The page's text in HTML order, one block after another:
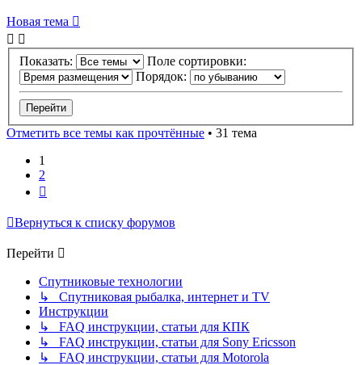
Новая тема
Показать:
Поле сортировки:
Порядок:
Отметить все темы как прочтённые • 31 тема
1
2
Вернуться к списку форумов
Перейти
Спутниковые технологии
↳ Спутниковая рыбалка, интернет и TV
Инструкции
↳ FAQ инструкции, статьи для КПК
↳ FAQ инструкции, статьи для Sony Ericsson
↳ FAQ инструкции, статьи для Motorola